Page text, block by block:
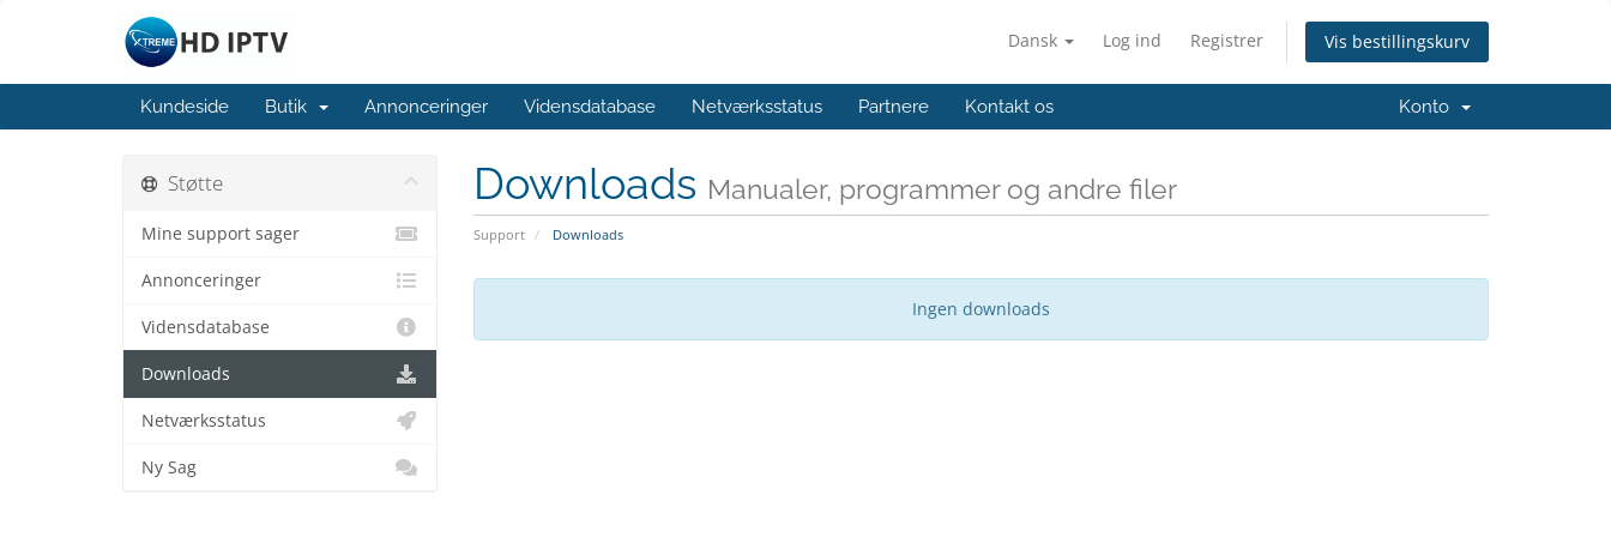
Dansk Log ind Registrer Vis bestillingskurv
Kundeside Butik Annonceringer Vidensdatabase Netværksstatus Partnere Kontakt os Konto
Downloads Manualer, programmer og andre filer
Support Downloads
Ingen downloads
Støtte
Mine support sager
Annonceringer
Vidensdatabase
Downloads
Netværksstatus
Ny Sag